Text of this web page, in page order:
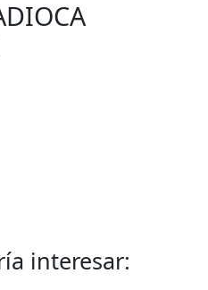
interesar: